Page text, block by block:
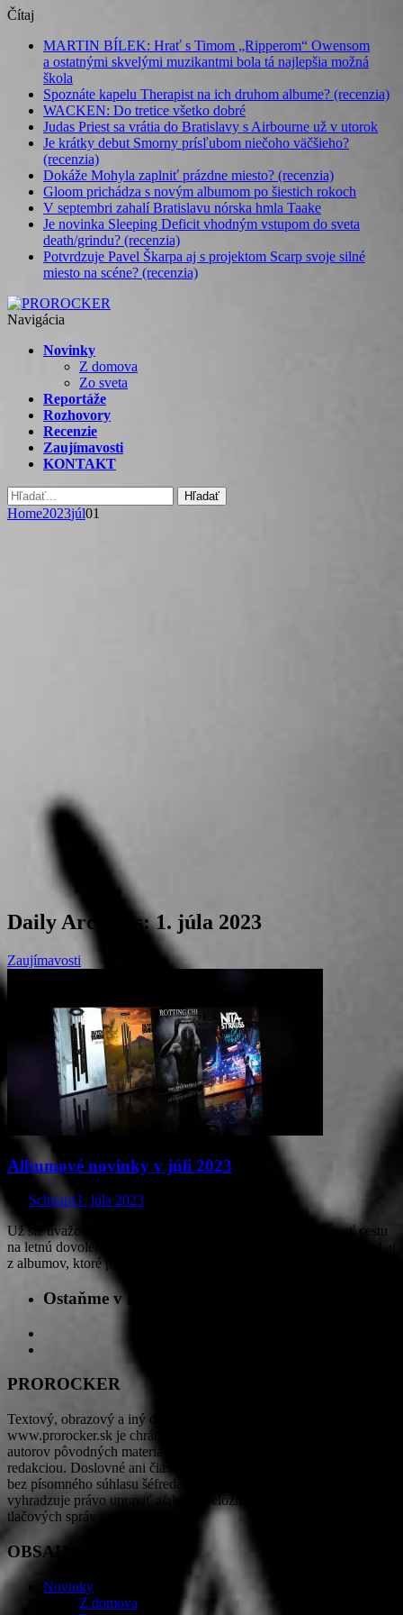
Čítaj
MARTIN BÍLEK: Hrať s Timom „Ripperom“ Owensom
a ostatnými skvelými muzikantmi bola tá najlepšia možná
škola
Spoznáte kapelu Therapist na ich druhom albume? (recenzia)
WACKEN: Do tretice všetko dobré
Judas Priest sa vrátia do Bratislavy s Airbourne už v utorok
Je krátky debut Smorny prísľubom niečoho väčšieho?
(recenzia)
Dokáže Mohyla zaplniť prázdne miesto? (recenzia)
Gloom prichádza s novým albumom po šiestich rokoch
V septembri zahalí Bratislavu nórska hmla Taake
Je novinka Sleeping Deficit vhodným vstupom do sveta
death/grindu? (recenzia)
Potvrdzuje Pavel Škarpa aj s projektom Scarp svoje silné
miesto na scéne? (recenzia)
Navigácia
Novinky
Z domova
Zo sveta
Reportáže
Rozhovory
Recenzie
Zaujímavosti
KONTAKT
Hľadať
Home2023júl01
Daily Archives:1. júla 2023
Zaujímavosti
Albumové novinky v júli 2023
Schnaps1. júla 2023
Už ste uvažovali nad tým, aká hudba vám bude spríjemňovať cestu
na letnú dovolenku alebo na festivaly? Vybrať si môžete napríklad aj
z albumov, ktoré prídu na hudobný trh v júli. Nájdu…
Ostaňme v kontakte
PROROCKER
Textový, obrazový a iný dostupný obsah na stránkach
www.prorocker.sk je chránený autorskými právami PROROCKER,
autorov pôvodných materiálov a tretích strán na základe dohody s
redakciou. Doslovné ani čiastočné rozširovanie obsahu nie je možné
bez písomného súhlasu šéfredaktorky PROROCKER. Redakcia si
vyhradzuje právo upraviť a/alebo preložiť do slovenčiny obsah
tlačových správ a rozhovorov.
OBSAH
Novinky
Z domova